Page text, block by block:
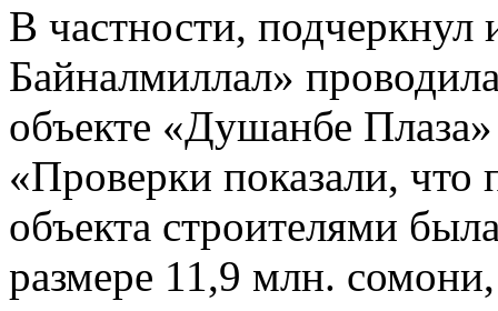
В частности,
Байналмиллал»
объекте «Душанбе
«Проверки показали, что
объекта строителями
размере 11,9 млн.